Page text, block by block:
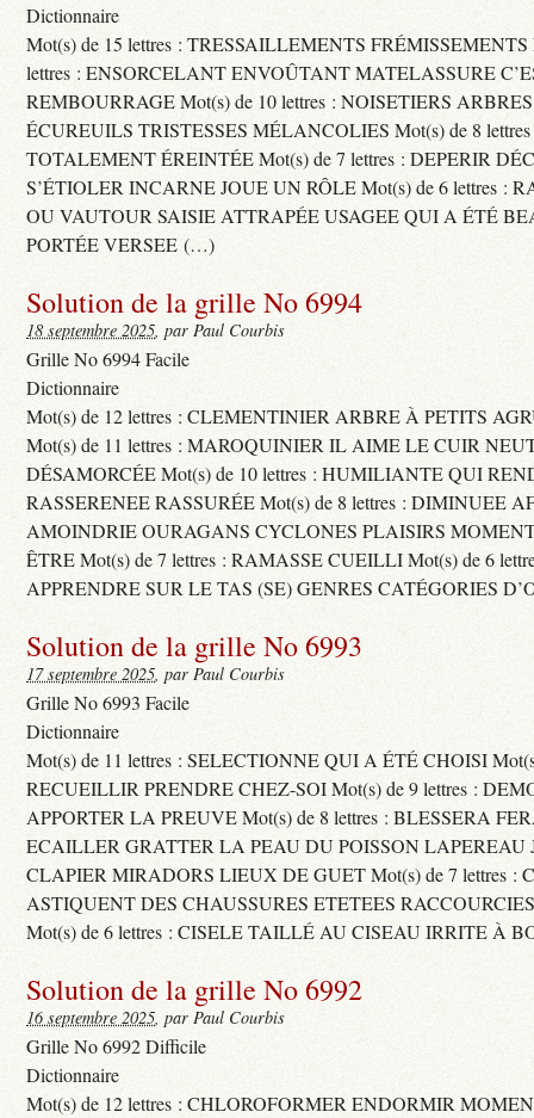
Dictionnaire
Mot(s) de 15 lettres : TRESSAILLEMENTS FRÉMISSEMENTS
lettres : ENSORCELANT ENVOÛTANT MATELASSURE
REMBOURRAGE Mot(s) de 10 lettres : NOISETIERS
ÉCUREUILS TRISTESSES MÉLANCOLIES Mot(s) de 8
TOTALEMENT ÉREINTÉE Mot(s) de 7 lettres : DEPERIR
S’ÉTIOLER INCARNE JOUE UN RÔLE Mot(s) de 6 lettres :
OU VAUTOUR SAISIE ATTRAPÉE USAGEE QUI A ÉTÉ
PORTÉE VERSEE (…)
Solution de la grille No 6994
18 septembre 2025, par Paul Courbis
Grille No 6994 Facile
Dictionnaire
Mot(s) de 12 lettres : CLEMENTINIER ARBRE À PETITS
Mot(s) de 11 lettres : MAROQUINIER IL AIME LE CUIR
DÉSAMORCÉE Mot(s) de 10 lettres : HUMILIANTE QUI
RASSERENEE RASSURÉE Mot(s) de 8 lettres : DIMINUEE
AMOINDRIE OURAGANS CYCLONES PLAISIRS
ÊTRE Mot(s) de 7 lettres : RAMASSE CUEILLI Mot(s) de 6
APPRENDRE SUR LE TAS (SE) GENRES CATÉGORIES
Solution de la grille No 6993
17 septembre 2025, par Paul Courbis
Grille No 6993 Facile
Dictionnaire
Mot(s) de 11 lettres : SELECTIONNE QUI A ÉTÉ CHOISI
RECUEILLIR PRENDRE CHEZ-SOI Mot(s) de 9 lettres :
APPORTER LA PREUVE Mot(s) de 8 lettres : BLESSERA
ECAILLER GRATTER LA PEAU DU POISSON LAPEREAU
CLAPIER MIRADORS LIEUX DE GUET Mot(s) de 7 lettres :
ASTIQUENT DES CHAUSSURES ETETEES
Mot(s) de 6 lettres : CISELE TAILLÉ AU CISEAU IRRITE À
Solution de la grille No 6992
16 septembre 2025, par Paul Courbis
Grille No 6992 Difficile
Dictionnaire
Mot(s) de 12 lettres : CHLOROFORMER ENDORMIR